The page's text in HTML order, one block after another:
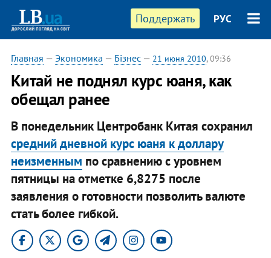
Поддержать РУС
Главная — Экономика — Бізнес— 21 июня 2010, 09:36
Китай не поднял курс юаня, как
обещал ранее
В понедельник Центробанк Китая сохранил
средний дневной курс юаня к доллару
неизменным по сравнению с уровнем
пятницы на отметке 6,8275 после
заявления о готовности позволить валюте
стать более гибкой.